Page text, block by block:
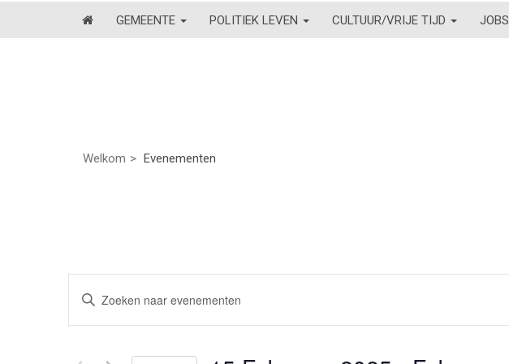
GEMEENTE POLITIEK LEVEN CULTUUR/VRIJE TIJD JOBS
Welkom Evenementen
Evenementen
Zoeken
Vul
een
keyword
Zoek